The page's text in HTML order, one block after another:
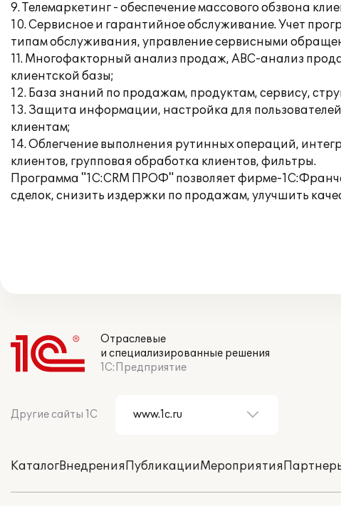
9. Телемаркетинг - обеспечение массового обзвона
10. Сервисное и гарантийное обслуживание. Учет
типам обслуживания, управление сервисными
11. Многофакторный анализ продаж, АВС-анализ
клиентской базы;
12. База знаний по продажам, продуктам, сервису,
13. Защита информации, настройка для
клиентам;
14. Облегчение выполнения рутинных операций,
клиентов, групповая обработка клиентов, фильтры.
Программа "1С:CRM ПРОФ" позволяет фирме-
сделок, снизить издержки по продажам, улучшить
Отраслевые
и специализированные решения
1С:Предприятие
Другие сайты 1С
КаталогВнедренияПубликацииМероприятия